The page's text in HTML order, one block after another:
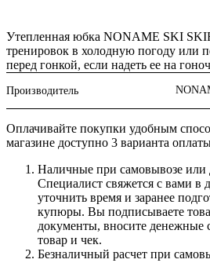
Утепленная юбка NONAME SKI
тренировок в холодную погоду или
перед гонкой, если надеть ее на
Производитель
Оплачивайте покупки удобным
магазине доступно 3 варианта
Наличные при самовывозе или
Специалист свяжется с вами в
уточнить время и заранее
купюры. Вы подписываете
документы, вносите денежные
товар и чек.
Безналичный расчет при